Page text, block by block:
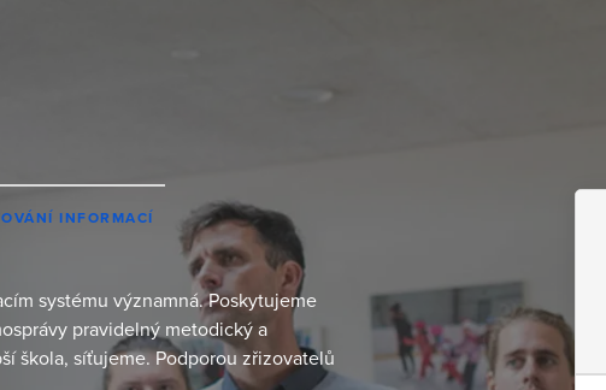
INFORMACÍ
systému významná. Poskytujeme
pravidelný metodický a
škola, síťujeme. Podporou zřizovatelů